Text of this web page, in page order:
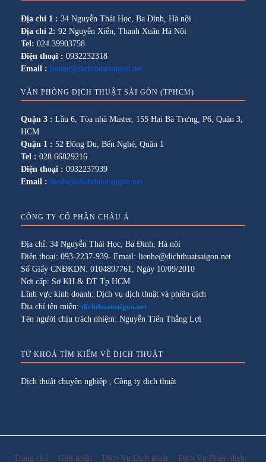
Địa chỉ 1 : 34 Nguyễn Thái Học, Ba Đình, Hà nội
Địa chỉ 2: 92 Nguyễn Xiển, Thanh Xuân Hà Nội
Tel: 024.39903758
Điện thoại : 0932232318
Email : lienhe@dichthuatsaigon.net
VĂN PHÒNG DỊCH THUẬT SÀI GÒN (TPHCM)
Quận 3 : Lầu 6, Tòa nhà Master, 155 Hai Bà Trưng, P6, Quận 3,
HCM
Quận 1 : 52 Đông Du, Bến Nghé, Quận 1
Tel : 028.66829216
Điện thoại : 0932237939
Email : lienhe@dichthuatsaigon.net
CÔNG TY CỔ PHẦN CHÂU Á
Địa chỉ: 34 Nguyễn Thái Học, Ba Đình, Hà nội
Điện thoại: 093-2237-939- Email: lienhe@dichthuatsaigon.net
Số Giấy CNĐKDN: 0104897761, Ngày 10/09/2010
Nơi cấp: Sở KH & ĐT Tp HCM
Lĩnh vực kinh doanh: Dịch vụ dịch thuật và phiên dịch
Địa chỉ tên miền: dichthuatsaigon.net
Tên người chịu trách nhiệm: Nguyễn Tiến Thắng Lợi
TỪ KHOÁ TÌM KIẾM VỀ DỊCH THUẬT
Dịch thuật chuyên nghiệp Công ty dịch thuật
Trang chủ Giới thiệu Dịch Vụ Dịch thuật Dịch Vụ Phiên dịch